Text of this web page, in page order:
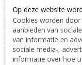
ALGEMEEN
Eigenschappen Speciaal
zwembadwanden te
duurzame nylon haren
zwembad schoon te
vinyl liner.
Op deze website
Cookies worden
aanbieden van
van informatie en
sociale media-,
informatie over hoe